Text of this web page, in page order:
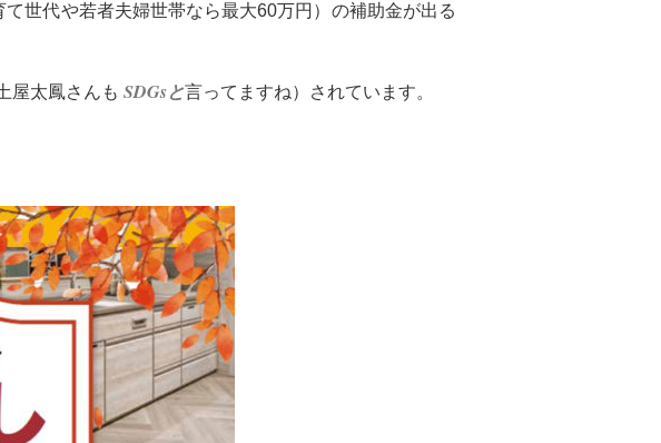
世代や若者夫婦世帯なら最大60万円）の補助金が出る
屋太鳳さんも SDGsと言ってますね）されています。